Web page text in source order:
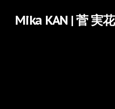
Mika KAN | 菅 実花